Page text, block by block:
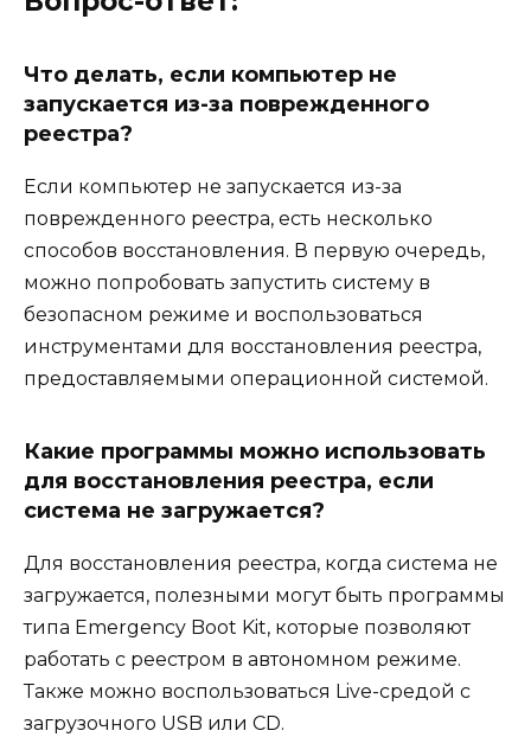
Что делать, если компьютер не
запускается из-за поврежденного
реестра?
Если компьютер не запускается из-за
поврежденного реестра, есть несколько
способов восстановления. В первую очередь,
можно попробовать запустить систему в
безопасном режиме и воспользоваться
инструментами для восстановления реестра,
предоставляемыми операционной системой.
Какие программы можно использовать
для восстановления реестра, если
система не загружается?
Для восстановления реестра, когда система не
загружается, полезными могут быть программы
типа Emergency Boot Kit, которые позволяют
работать с реестром в автономном режиме.
Также можно воспользоваться Live-средой с
загрузочного USB или CD.